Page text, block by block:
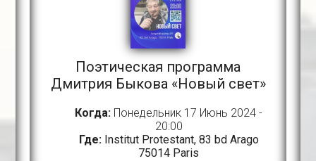
Поэтическая программа
Дмитрия Быкова «Новый свет»
Когда: Понедельник 17 Июнь 2024 -
20:00
Где: Institut Protestant, 83 bd Arago
75014 Paris